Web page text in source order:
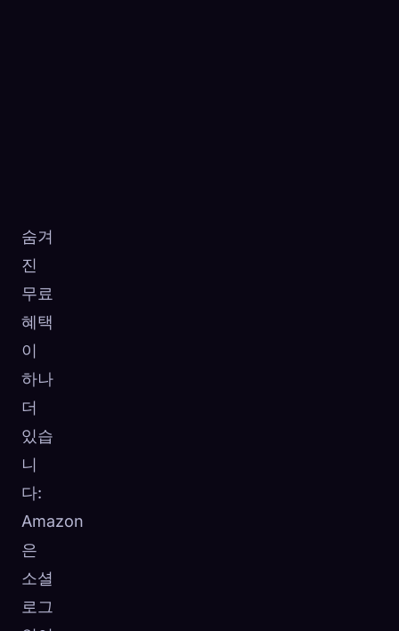
숨겨
진
무료
혜택
이
하나
더
있습
니
다:
Amazon
은
소셜
로그